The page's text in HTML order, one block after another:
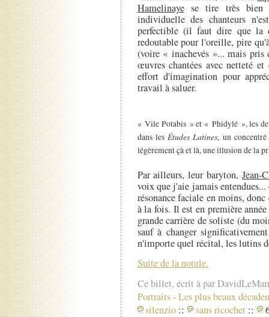
Hamelinayese tire très bien
individuelle des chanteurs
perfectible (il faut dire que la
redoutable pour l'oreille, pire
(voire « inachevés »... mais
œuvres chantées avec netteté
effort d'imagination pour
travail à saluer.
« Vile Potabis » et « Phidylé », les
dans lesÉtudes Latines, un
légèrement çà et là, une illusion de la
Par ailleurs, leur baryton, Jean-
voix que j'aie jamais
résonance faciale en moins,
à la fois. Il est en première
grande carrière de soliste (du
sauf à changer
n'importe quel récital, les lutins
Suite de la notule.
Ce billet, écrit à par
Portraits-Les plus beaux
silenzio :: sans ricochet ::